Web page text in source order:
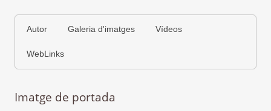
Autor Galeria d'imatges Vídeos
WebLinks
Imatge de portada